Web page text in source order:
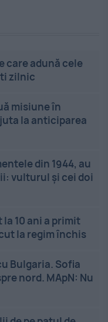
care adună cele
zilnic
misiune în
la anticiparea
din 1944, au
vulturul și cei doi
10 ani a primit
la regim închis
Bulgaria. Sofia
nord. MApN: Nu